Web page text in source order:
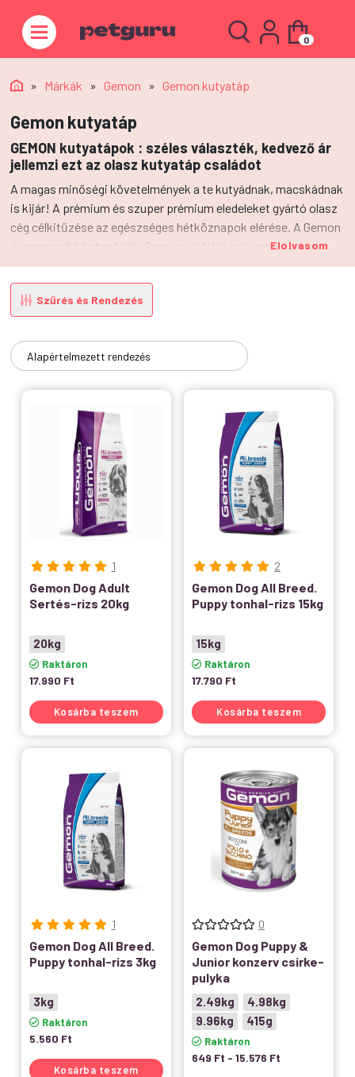
0
» Márkák » Gemon » Gemon kutyatáp
Gemon kutyatáp
GEMON kutyatápok : széles választék, kedvező ár
jellemzi ezt az olasz kutyatáp családot
A magas minőségi követelmények a te kutyádnak, macskádnak
is kijár! A prémium és szuper prémium eledeleket gyártó olasz
cég célkitűzése az egészséges hétköznapok elérése. A Gemon
és magasabb kategóriájú Gemon eledelek tele vannak olyan
összetevőkkel, amelyek a kiegyensúlyozott táplálkozáshoz
szükségesek. Így sokáig társad lesz a kisállatod!
Elolvasom
Szűrés és Rendezés
1
Gemon Dog Adult
Sertés-rizs 20kg
20kg
Raktáron
17.990 Ft
Kosárba teszem
2
Gemon Dog All Breed.
Puppy tonhal-rizs 15kg
15kg
Raktáron
17.790 Ft
Kosárba teszem
1
Gemon Dog All Breed.
Puppy tonhal-rizs 3kg
3kg
Raktáron
5.560 Ft
Kosárba teszem
0
Gemon Dog Puppy &
Junior konzerv csirke-
pulyka
2.49kg
4.98kg
9.96kg
415g
Raktáron
649 Ft - 15.576 Ft